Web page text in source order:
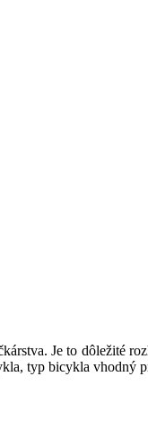
Je to dôležité
typ bicykla vhodný